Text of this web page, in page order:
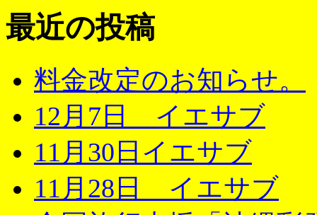
最近の投稿
料金改定のお知らせ。
12月7日 イエサブ
11月30日イエサブ
11月28日 イエサブ